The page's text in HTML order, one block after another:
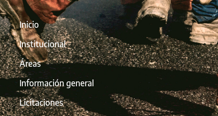
Inicio
Institucional
Áreas
Información general
Licitaciones